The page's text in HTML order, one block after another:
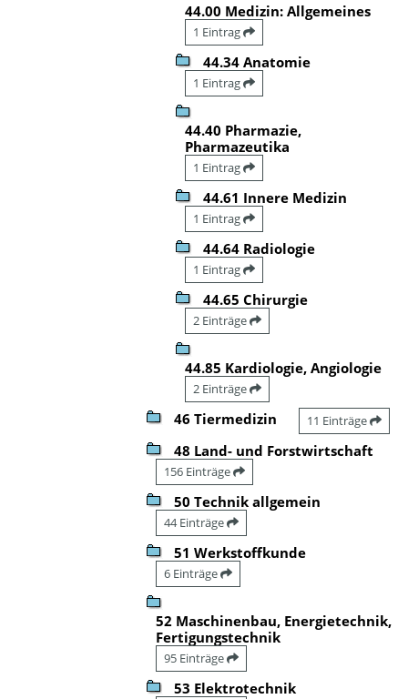
44.00 Medizin: Allgemeines
1 Eintrag
44.34 Anatomie
1 Eintrag
44.40 Pharmazie,
Pharmazeutika
1 Eintrag
44.61 Innere Medizin
1 Eintrag
44.64 Radiologie
1 Eintrag
44.65 Chirurgie
2 Einträge
44.85 Kardiologie, Angiologie
2 Einträge
46 Tiermedizin 11 Einträge
48 Land- und Forstwirtschaft
156 Einträge
50 Technik allgemein
44 Einträge
51 Werkstoffkunde
6 Einträge
52 Maschinenbau, Energietechnik,
Fertigungstechnik
95 Einträge
53 Elektrotechnik